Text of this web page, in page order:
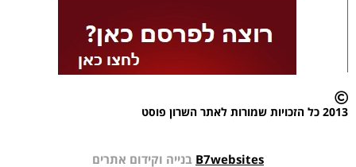
2013 כל הזכויות שמורות לאתר השרון פוסט
B7websites